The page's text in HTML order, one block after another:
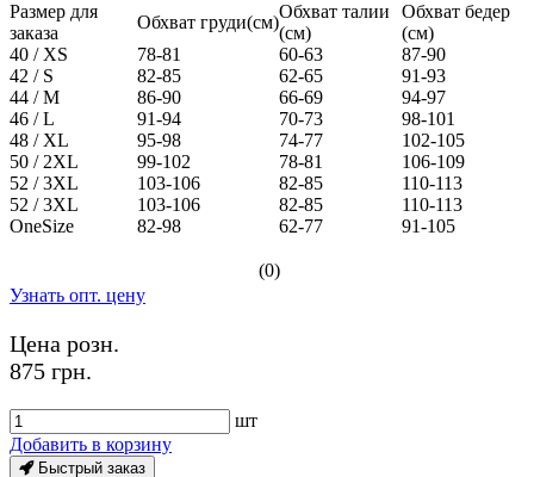
Размер для
заказа
Обхват груди(см)
Обхват талии
(см)
Обхват бедер
(см)
40 / XS
78-81 60-63
87-90
42 / S
82-85 62-65
91-93
44 / M
86-90 66-69
94-97
46 / L
91-94 70-73
98-101
48 / XL
95-98 74-77
102-105
50 / 2XL
99-102 78-81
106-109
52 / 3XL
103-106 82-85
110-113
52 / 3XL
103-106 82-85
110-113
OneSize
82-98 62-77 91-105
(0)
Узнать опт. цену
Цена розн.
875 грн.
шт
Добавить в корзину
Быстрый заказ